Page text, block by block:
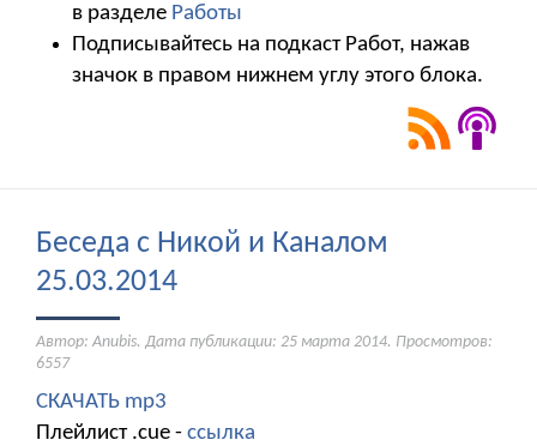
в разделе Работы
Подписывайтесь на подкаст Работ, нажав
значок в правом нижнем углу этого блока.
Беседа с Никой и Каналом
25.03.2014
Автор: Anubis. Дата публикации: 25 марта 2014. Просмотров:
6557
СКАЧАТЬ mp3
Плейлист .cue - ссылка